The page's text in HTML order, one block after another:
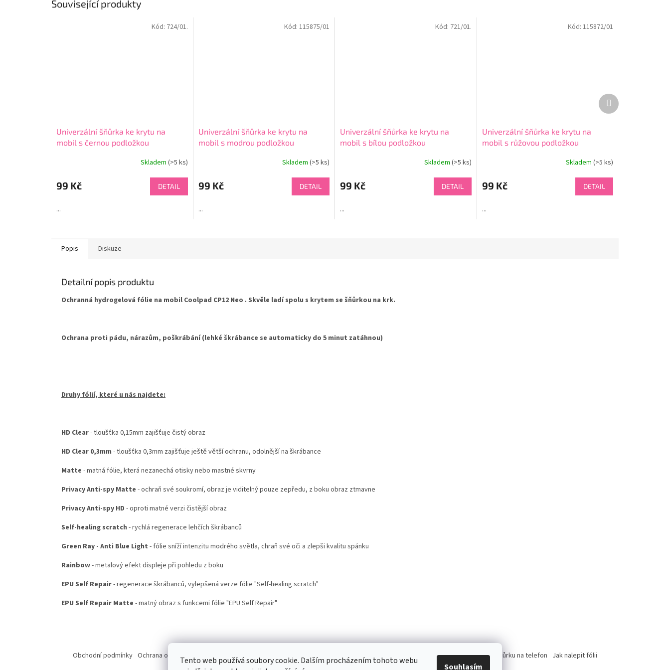
Tento web používá soubory cookie. Dalším procházením tohoto webu
Souhlasím
Související produkty
Univerzální šňůrka ke krytu na
mobil s černou podložkou
Skladem (>5 ks)
99 Kč DETAIL
...
Kód: 724/01.
Univerzální šňůrka ke krytu na
mobil s modrou podložkou
produktu
je
z
Skladem(>5 ks)
99 Kč DETAIL
...
Kód: 115875/01
Univerzální šňůrka ke krytu na
mobil s bílou podložkou
Skladem (>5 ks)
99 Kč DETAIL
...
Kód: 721/01.
Univerzální šňůrka ke krytu na
mobil s růžovou podložkou
Skladem (>5 ks)
99 Kč DETAIL
...
Kód: 115872/01
Další
produkt
Popis Diskuze
Detailní popis produktu
Ochranná hydrogelová fólie na mobil Coolpad CP12 Neo . Skvěle ladí spolu s krytem se šňůrkou na krk.
Ochrana proti pádu, nárazům, poškrábání (lehké škrábance se automaticky do 5 minut zatáhnou)
Druhy fólií, které u nás najdete:
HD Clear- tloušťka 0,15mm zajišťuje čistý obraz
HD Clear 0,3mm - tloušťka 0,3mm zajišťuje ještě větší ochranu, odolnější na škrábance
Matte - matná fólie, která nezanechá otisky nebo mastné skvrny
Privacy Anti-spy Matte - ochraň své soukromí, obraz je viditelný pouze zepředu, z boku obraz ztmavne
Privacy Anti-spy HD - oproti matné verzi čistější obraz
Self-healing scratch - rychlá regenerace lehčích škrábanců
Green Ray - Anti Blue Light - fólie sníží intenzitu modrého světla, chraň své oči a zlepši kvalitu spánku
Rainbow- metalový efekt displeje při pohledu z boku
EPU Self Repair- regenerace škrábanců, vylepšená verze fólie "Self-healing scratch"
EPU Self Repair Matte - matný obraz s funkcemi fólie "EPU Self Repair"
Obchodní podmínky Ochrana osobních údajů Odstoupení od smlouvy Doprava Kontakt Proč nosit mobil s krytem na šnůrce Jak nasadit šnůrku na telefon Jak nalepit fólii